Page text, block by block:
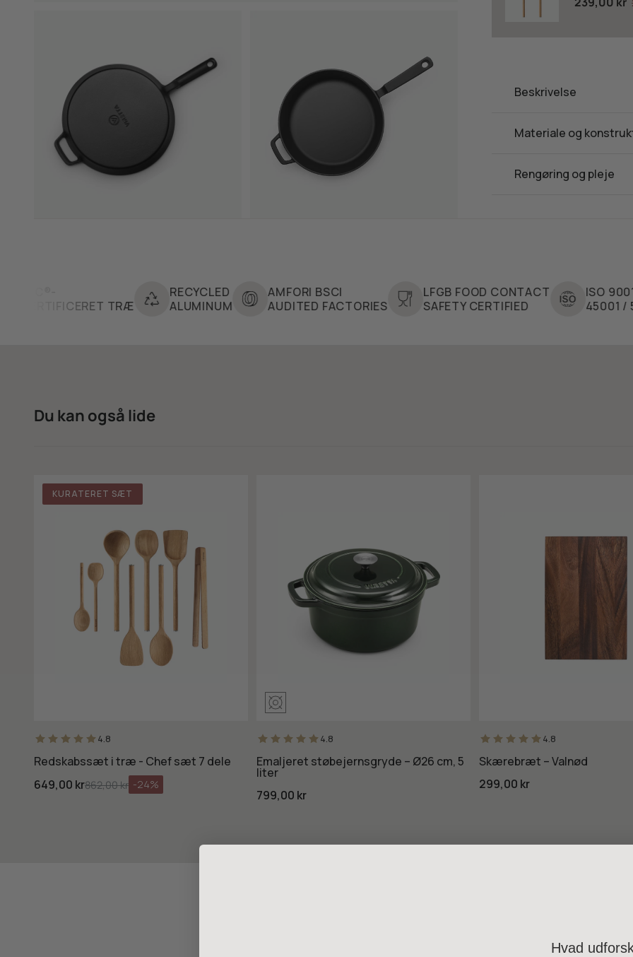
Beskrivelse
Materiale og
Rengøring og pleje
TRÆ
RECYCLED
ALUMINUM
AMFORI BSCI
AUDITED FACTORIES
LFGB FOOD CONTACT
SAFETY CERTIFIED
ISO 9001 / 14001
45001 / 50001
Du kan også lide
KURATERET SÆT
4.8
Redskabssæt i træ - Chef sæt 7 dele
649,00 kr862,00 kr -24%
4.8
Emaljeret støbejernsgryde – Ø26 cm, 5
liter
799,00 kr
4.8
Skærebræt – Valnød
299,00 kr
Hvad